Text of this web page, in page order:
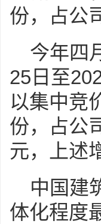
份，占公
今年四
25日至
以集中竞
份，占公
元，上述
中国建
体化程度